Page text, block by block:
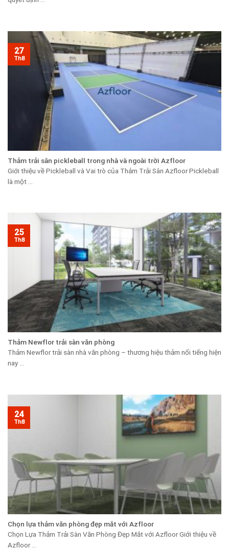
Thảm trải sân pickleball trong nhà và ngoài trời Azfloor
Giới thiệu về Pickleball và Vai trò của Thảm Trải Sân Azfloor Pickleball
là một ...
27
Th8
Thảm Newflor trải sàn văn phòng
Thảm Newflor trải sàn nhà văn phòng – thương hiệu thảm nổi tiếng hiện
nay ...
25
Th8
Chọn lựa thảm văn phòng đẹp mắt với Azfloor
Chọn Lựa Thảm Trải Sàn Văn Phòng Đẹp Mắt với Azfloor Giới thiệu về
Azfloor ...
24
Th8